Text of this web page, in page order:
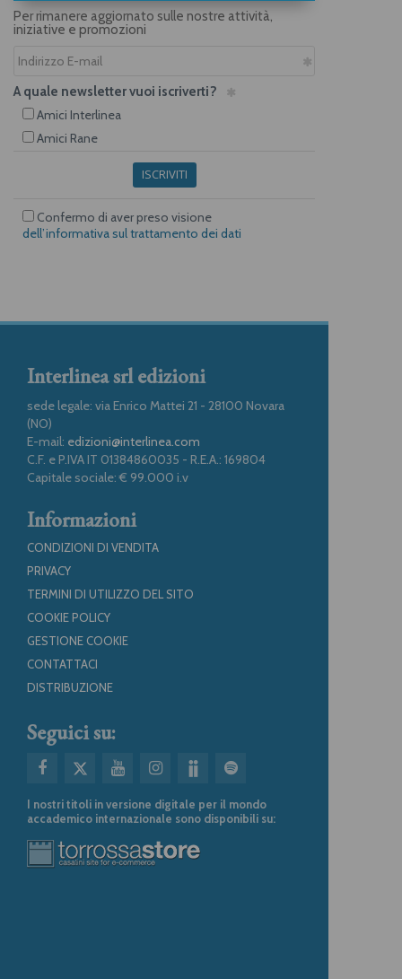
Per rimanere aggiornato sulle nostre attività,
iniziative e promozioni
A quale newsletter vuoi iscriverti?
Amici Interlinea
Amici Rane
ISCRIVITI
Confermo di aver preso visione
dell’informativa sul trattamento dei dati
Interlinea srl edizioni
sede legale: via Enrico Mattei 21 - 28100 Novara
(NO)
E-mail: edizioni@interlinea.com
C.F. e P.IVA IT 01384860035 - R.E.A.: 169804
Capitale sociale: € 99.000 i.v
Informazioni
CONDIZIONI DI VENDITA
PRIVACY
TERMINI DI UTILIZZO DEL SITO
COOKIE POLICY
GESTIONE COOKIE
CONTATTACI
DISTRIBUZIONE
Seguici su:
I nostri titoli in versione digitale per il mondo
accademico internazionale sono disponibili su: